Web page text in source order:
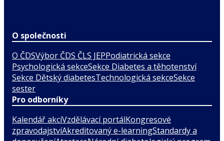
O společnosti
O ČDSVýbor ČDS ČLS JEPPodiatrická sekce
Psychologická sekceSekce Diabetes a těhotenství
Sekce Dětský diabetesTechnologická sekceSekce
sester
Pro odborníky
Kalendář akcíVzdělávací portálKongresové
zpravodajstvíAkreditovaný e-learningStandardy a